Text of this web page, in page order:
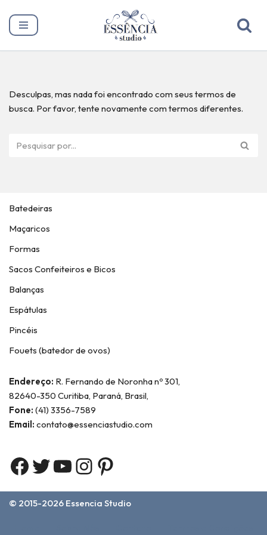
Pular
Desculpas, mas nada foi encontrado com seus termos de
busca. Por favor, tente novamente com termos diferentes.
Batedeiras
Maçaricos
Formas
Sacos Confeiteiros e Bicos
Balanças
Espátulas
Pincéis
Fouets (batedor de ovos)
Endereço: R. Fernando de Noronha nº 301,
82640-350 Curitiba, Paraná, Brasil,
Fone: (41) 3356-7589
Email: contato@essenciastudio.com
© 2015-2026 Essencia Studio